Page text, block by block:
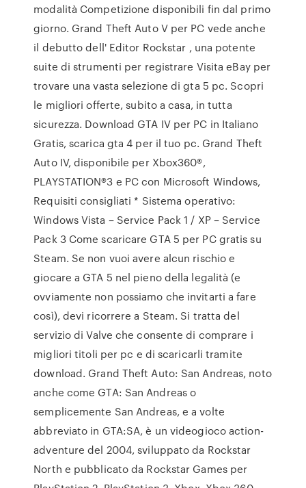
modalità Competizione disponibili fin dal primo
giorno. Grand Theft Auto V per PC vede anche
il debutto dell' Editor Rockstar , una potente
suite di strumenti per registrare Visita eBay per
trovare una vasta selezione di gta 5 pc. Scopri
le migliori offerte, subito a casa, in tutta
sicurezza. Download GTA IV per PC in Italiano
Gratis, scarica gta 4 per il tuo pc. Grand Theft
Auto IV, disponibile per Xbox360®,
PLAYSTATION®3 e PC con Microsoft Windows,
Requisiti consigliati * Sistema operativo:
Windows Vista – Service Pack 1 / XP – Service
Pack 3 Come scaricare GTA 5 per PC gratis su
Steam. Se non vuoi avere alcun rischio e
giocare a GTA 5 nel pieno della legalità (e
ovviamente non possiamo che invitarti a fare
così), devi ricorrere a Steam. Si tratta del
servizio di Valve che consente di comprare i
migliori titoli per pc e di scaricarli tramite
download. Grand Theft Auto: San Andreas, noto
anche come GTA: San Andreas o
semplicemente San Andreas, e a volte
abbreviato in GTA:SA, è un videogioco action-
adventure del 2004, sviluppato da Rockstar
North e pubblicato da Rockstar Games per